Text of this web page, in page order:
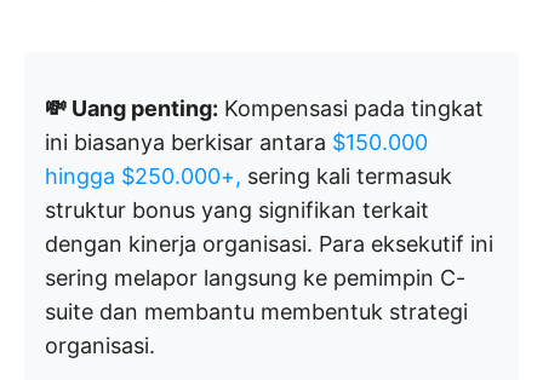
💸 Uang penting: Kompensasi pada tingkat
ini biasanya berkisar antara $150.000
hingga $250.000+, sering kali termasuk
struktur bonus yang signifikan terkait
dengan kinerja organisasi. Para eksekutif ini
sering melapor langsung ke pemimpin C-
suite dan membantu membentuk strategi
organisasi.